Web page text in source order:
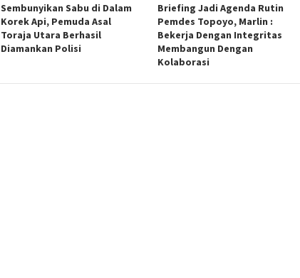
Sembunyikan Sabu di Dalam
Korek Api, Pemuda Asal
Toraja Utara Berhasil
Diamankan Polisi
Briefing Jadi Agenda Rutin
Pemdes Topoyo, Marlin :
Bekerja Dengan Integritas
Membangun Dengan
Kolaborasi